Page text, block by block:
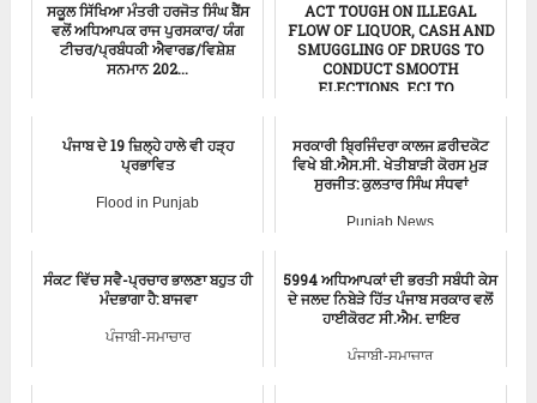
ਸਕੂਲ ਸਿੱਖਿਆ ਮੰਤਰੀ ਹਰਜੋਤ ਸਿੰਘ ਬੈਂਸ
ਵਲੋਂ ਅਧਿਆਪਕ ਰਾਜ ਪੁਰਸਕਾਰ/ ਯੰਗ
ਟੀਚਰ/ਪ੍ਰਬੰਧਕੀ ਐਵਾਰਡ/ਵਿਸ਼ੇਸ਼
ਸਨਮਾਨ 202...
ACT TOUGH ON ILLEGAL
FLOW OF LIQUOR, CASH AND
SMUGGLING OF DRUGS TO
CONDUCT SMOOTH
ELECTIONS, ECI TO...
ਪੰਜਾਬ ਦੇ 19 ਜ਼ਿਲ੍ਹੇ ਹਾਲੇ ਵੀ ਹੜ੍ਹ
ਪ੍ਰਭਾਵਿਤ
Flood in Punjab
ਸਰਕਾਰੀ ਬ੍ਰਿਜਿੰਦਰਾ ਕਾਲਜ ਫ਼ਰੀਦਕੋਟ
ਵਿਖੇ ਬੀ.ਐਸ.ਸੀ. ਖੇਤੀਬਾੜੀ ਕੋਰਸ ਮੁੜ
ਸੁਰਜੀਤ: ਕੁਲਤਾਰ ਸਿੰਘ ਸੰਧਵਾਂ
Punjab News
ਸੰਕਟ ਵਿੱਚ ਸਵੈ-ਪ੍ਰਚਾਰ ਭਾਲਣਾ ਬਹੁਤ ਹੀ
ਮੰਦਭਾਗਾ ਹੈ: ਬਾਜਵਾ
ਪੰਜਾਬੀ-ਸਮਾਚਾਰ
5994 ਅਧਿਆਪਕਾਂ ਦੀ ਭਰਤੀ ਸਬੰਧੀ ਕੇਸ
ਦੇ ਜਲਦ ਨਿਬੇੜੇ ਹਿੱਤ ਪੰਜਾਬ ਸਰਕਾਰ ਵਲੋਂ
ਹਾਈਕੋਰਟ ਸੀ.ਐਮ. ਦਾਇਰ
ਪੰਜਾਬੀ-ਸਮਾਚਾਰ